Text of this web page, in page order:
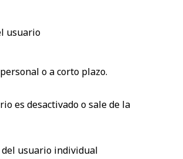
usuario
o a corto plazo.
es desactivado o sale de la
usuario individual